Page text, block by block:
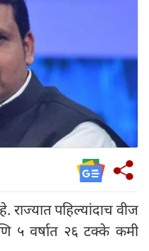
राज्यात पहिल्यांदाच वीज
५ वर्षात २६ टक्के कमी